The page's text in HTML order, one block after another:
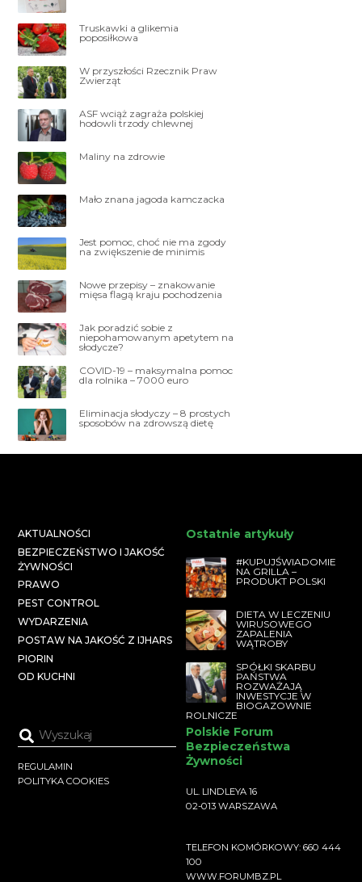
Truskawki a glikemia
poposiłkowa
W przyszłości Rzecznik Praw
Zwierząt
ASF wciąż zagraża polskiej
hodowli trzody chlewnej
Maliny na zdrowie
Mało znana jagoda kamczacka
Jest pomoc, choć nie ma zgody
na zwiększenie de minimis
Nowe przepisy – znakowanie
mięsa flagą kraju pochodzenia
Jak poradzić sobie z
niepohamowanym apetytem na
słodycze?
COVID-19 – maksymalna pomoc
dla rolnika – 7000 euro
Eliminacja słodyczy – 8 prostych
sposobów na zdrowszą dietę
AKTUALNOŚCI
BEZPIECZEŃSTWO I JAKOŚĆ
ŻYWNOŚCI
PRAWO
PEST CONTROL
WYDARZENIA
POSTAW NA JAKOŚĆ Z IJHARS
PIORIN
OD KUCHNI
Ostatnie artykuły
#KUPUJŚWIADOMIE
NA GRILLA –
PRODUKT POLSKI
DIETA W LECZENIU
WIRUSOWEGO
ZAPALENIA
WĄTROBY
SPÓŁKI SKARBU
PAŃSTWA
ROZWAŻAJĄ
INWESTYCJE W
BIOGAZOWNIE
ROLNICZE
REGULAMIN
POLITYKA COOKIES
Polskie Forum
Bezpieczeństwa
Żywności
UL. LINDLEYA 16
02-013 WARSZAWA
TELEFON KOMÓRKOWY: 660 444
100
WWW.FORUMBZ.PL